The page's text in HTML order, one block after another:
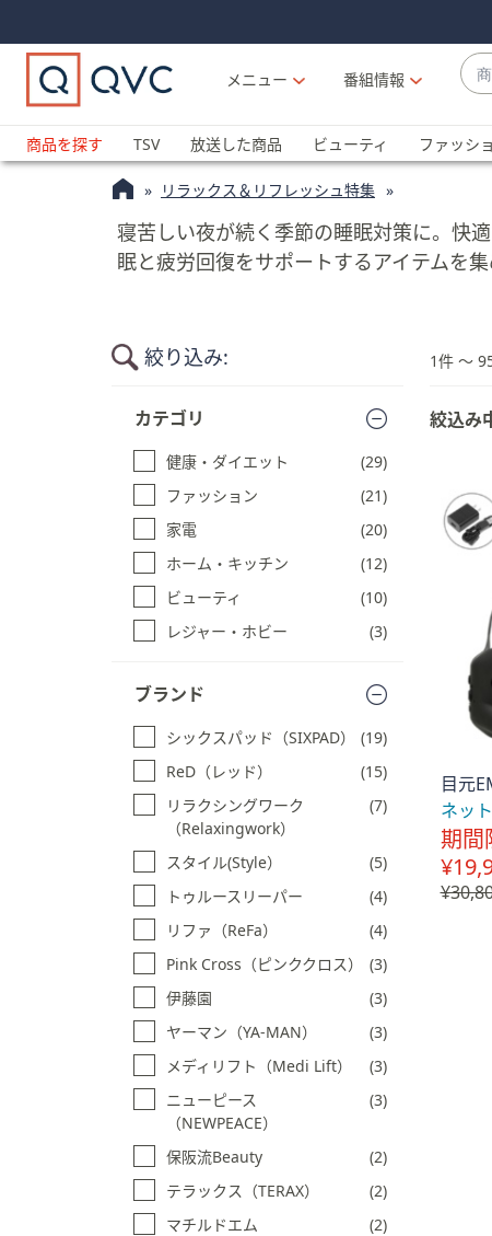
Links
Links2
メニュー
番組情報
商
品
ラ
ン
名
か
ら
補
が
可
能
上
の
キ
ー
ま
ッ
チ
デ
バ
ス
で
左
右
に
商品を探す
TSV 放送した商品 ビューティ ファッシ
リラックス＆リフレッシュ特集
寝苦しい夜が続く季節の睡眠対策に。快
眠と疲労回復をサポートするアイテムを
絞り込み:
カテゴリ
健康・ダイエット
(29)
ファッション
(21)
家電
(20)
ホーム・キッチン
(12)
ビューティ
(10)
レジャー・ホビー
(3)
ブランド
シックスパッド（SIXPAD）
(19)
ReD（レッド）
(15)
リラクシングワーク
（Relaxingwork）
(7)
スタイル(Style）
(5)
トゥルースリーパー
(4)
リファ（ReFa）
(4)
Pink Cross（ピンククロス）
(3)
伊藤園
(3)
ヤーマン（YA-MAN）
(3)
メディリフト（Medi Lift）
(3)
ニューピース
（NEWPEACE）
(3)
保阪流Beauty
(2)
テラックス（TERAX）
(2)
マチルドエム
(2)
1件 〜
絞込み
目元
ネッ
期間